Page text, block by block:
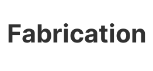
Fabrication